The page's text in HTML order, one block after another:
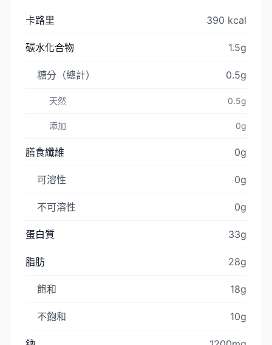
卡路里 390 kcal
碳水化合物 1.5g
糖分（總計） 0.5g
天然 0.5g
添加 0g
膳食纖維 0g
可溶性 0g
不可溶性 0g
蛋白質 33g
脂肪 28g
飽和 18g
不飽和 10g